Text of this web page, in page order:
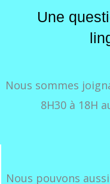
Une
Nous sommes
8H30 à 18H
Nous pouvons